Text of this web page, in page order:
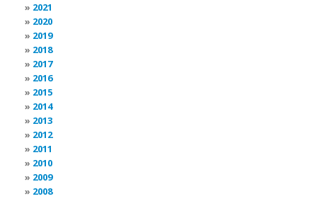
2021
2020
2019
2018
2017
2016
2015
2014
2013
2012
2011
2010
2009
2008